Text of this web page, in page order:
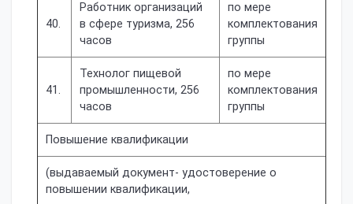
40.
Работник организаций
в сфере туризма, 256
часов
по мере
комплектования
группы
41.
Технолог пищевой
промышленности, 256
часов
по мере
комплектования
группы
Повышение квалификации
(выдаваемый документ- удостоверение о
повышении квалификации,